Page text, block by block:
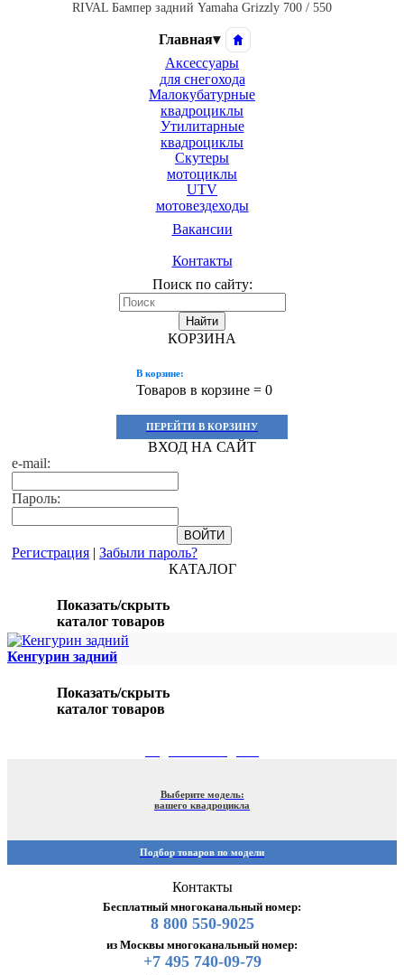
RIVAL Бампер задний Yamaha Grizzly 700 / 550
Главная▾
Аксессуары
для снегохода
Малокубатурные
квадроциклы
Утилитарные
квадроциклы
Скутеры
мотоциклы
UTV
мотовездеходы
Вакансии
Контакты
Поиск по сайту:
Найти
КОРЗИНА
В корзине:
Товаров в корзине = 0
ПЕРЕЙТИ В КОРЗИНУ
ВХОД НА САЙТ
e-mail:
Пароль:
Регистрация | Забыли пароль?
КАТАЛОГ
Показать/скрыть
каталог товаров
Кенгурин задний
Показать/скрыть
каталог товаров
Выберите модель:
вашего квадроцикла
Подбор товаров по модели
Контакты
Бесплатный многоканальный номер:
8 800 550-9025
из Москвы многоканальный номер:
+7 495 740-09-79